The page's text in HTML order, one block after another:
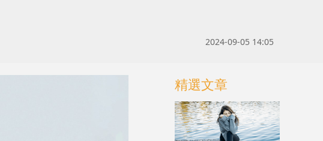
2024-09-05 14:05
精選文章